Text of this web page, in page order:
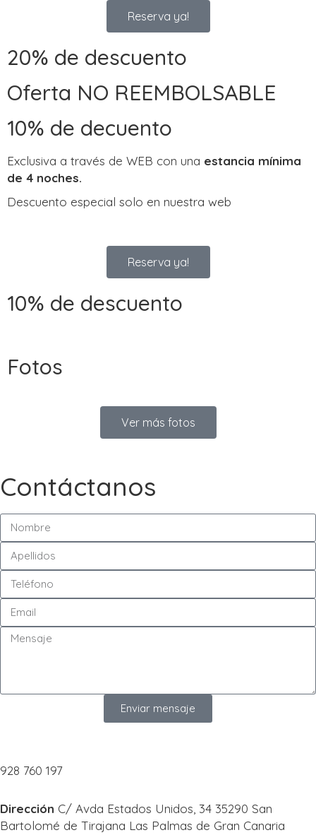
Reserva ya!
20% de descuento
Oferta NO REEMBOLSABLE
10% de decuento
Exclusiva a través de WEB con una estancia mínima
de 4 noches.
Descuento especial solo en nuestra web
Reserva ya!
10% de descuento
Fotos
Ver más fotos
Contáctanos
Enviar mensaje
928 760 197
Dirección C/ Avda Estados Unidos, 34 35290 San
Bartolomé de Tirajana Las Palmas de Gran Canaria